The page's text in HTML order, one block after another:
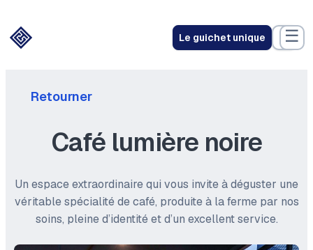
Le guichet unique ☰
Retourner
Café lumière noire
Un espace extraordinaire qui vous invite à déguster une
véritable spécialité de café, produite à la ferme par nos
soins, pleine d’identité et d’un excellent service.